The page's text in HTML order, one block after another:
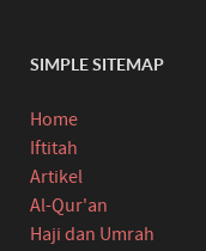
SIMPLE SITEMAP
Home
Iftitah
Artikel
Al-Qur'an
Haji dan Umrah